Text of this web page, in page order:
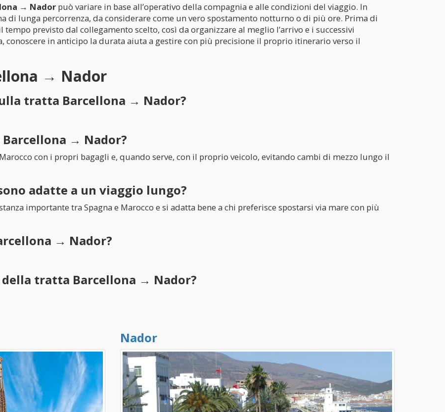
→ Nador può variare in base all’operativo della compagnia e alle condizioni del viaggio. In
di lunga percorrenza, da considerare come un vero spostamento notturno o di più ore. Prima di
previsto dal collegamento scelto, così da organizzare al meglio l’arrivo e i successivi
conoscere in anticipo la durata aiuta a gestire con più precisione il proprio itinerario verso il
→ Nador
tratta Barcellona → Nador?
→ Nador?
con i propri bagagli e, quando serve, con il proprio veicolo, evitando cambi di mezzo lungo il
adatte a un viaggio lungo?
importante tra Spagna e Marocco e si adatta bene a chi preferisce spostarsi via mare con più
→ Nador?
tratta Barcellona → Nador?
Nador